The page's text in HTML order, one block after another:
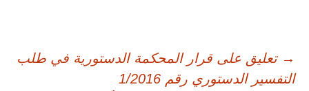
تصفّح
→ تعليق على قرار المحكمة الدستورية في طلب
التفسير الدستوري رقم 1/2016